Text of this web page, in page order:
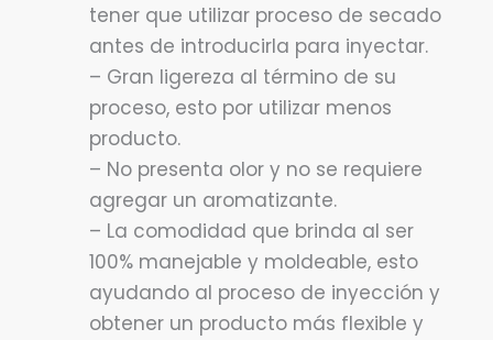
tener que utilizar proceso de secado
antes de introducirla para inyectar.
– Gran ligereza al término de su
proceso, esto por utilizar menos
producto.
– No presenta olor y no se requiere
agregar un aromatizante.
– La comodidad que brinda al ser
100% manejable y moldeable, esto
ayudando al proceso de inyección y
obtener un producto más flexible y